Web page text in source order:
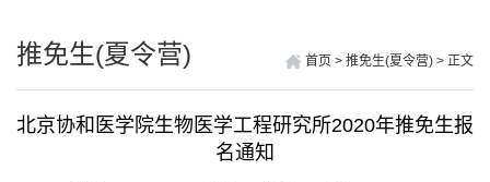
推免生(夏令营) 首页 > 推免生(夏令营) > 正文
北京协和医学院生物医学工程研究所2020年推免生报
名通知